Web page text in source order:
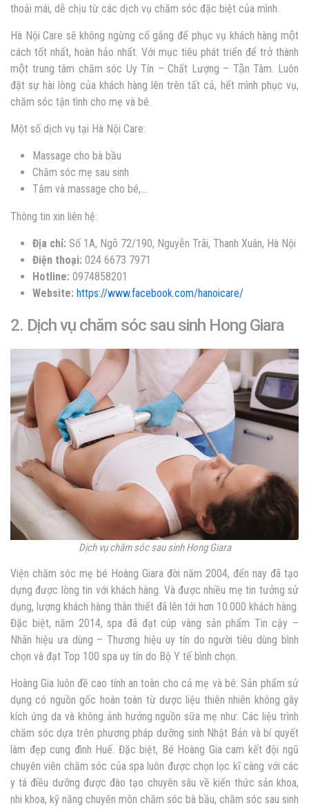
thoải mái, dễ chịu từ các dịch vụ chăm sóc đặc biệt của mình.
Hà Nội Care sẽ không ngừng cố gắng để phục vụ khách hàng một
cách tốt nhất, hoàn hảo nhất. Với mục tiêu phát triển để trở thành
một trung tâm chăm sóc Uy Tín – Chất Lượng – Tận Tâm. Luôn
đặt sự hài lòng của khách hàng lên trên tất cả, hết mình phục vụ,
chăm sóc tận tình cho mẹ và bé.
Một số dịch vụ tại Hà Nội Care:
Massage cho bà bầu
Chăm sóc mẹ sau sinh
Tắm và massage cho bé,…
Thông tin xin liên hệ:
Địa chỉ: Số 1A, Ngõ 72/190, Nguyễn Trãi, Thanh Xuân, Hà Nội
Điện thoại: 024 6673 7971
Hotline: 0974858201
Website: https://www.facebook.com/hanoicare/
2. Dịch vụ chăm sóc sau sinh Hong Giara
Dịch vụ chăm sóc sau sinh Hong Giara
Viện chăm sóc mẹ bé Hoàng Giara đời năm 2004, đến nay đã tạo
dựng được lòng tin với khách hàng. Và được nhiều mẹ tin tưởng sử
dụng, lượng khách hàng thân thiết đã lên tới hơn 10.000 khách hàng.
Đặc biệt, năm 2014, spa đã đạt cúp vàng sản phẩm Tin cậy –
Nhãn hiệu ưa dùng – Thương hiệu uy tín do người tiêu dùng bình
chọn và đạt Top 100 spa uy tín do Bộ Y tế bình chọn.
Hoàng Gia luôn đề cao tính an toàn cho cả mẹ và bé: Sản phẩm sử
dụng có nguồn gốc hoàn toàn từ dược liệu thiên nhiên không gây
kích ứng da và không ảnh hưởng nguồn sữa mẹ như: Các liệu trình
chăm sóc dựa trên phương pháp dưỡng sinh Nhật Bản và bí quyết
làm đẹp cung đình Huế. Đặc biệt, Bé Hoàng Gia cam kết đội ngũ
chuyên viên chăm sóc của spa luôn được chọn lọc kĩ càng với các
y tá điều dưỡng được đào tạo chuyên sâu về kiến thức sản khoa,
nhi khoa, kỹ năng chuyên môn chăm sóc bà bầu, chăm sóc sau sinh